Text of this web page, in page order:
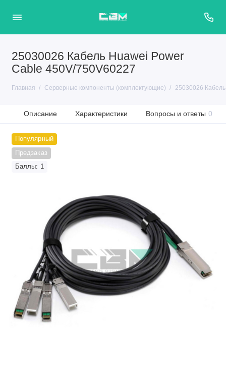
25030026 Кабель Huawei Power
Cable 450V/750V60227
Главная Серверные компоненты (комплектующие) 25030026
Описание Характеристики Вопросы и ответы 0
Популярный
Предзаказ
Баллы: 1